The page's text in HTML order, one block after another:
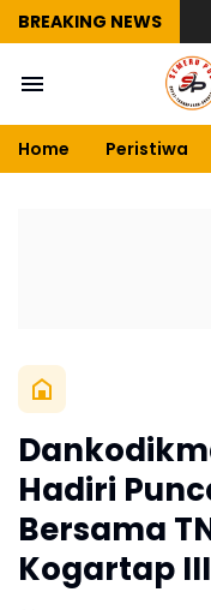
BREAKING NEWS
Home Peristiwa
Hadiri
Bersama
Kogartap